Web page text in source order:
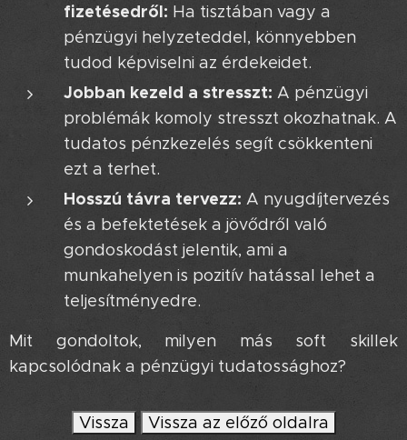
fizetésedről: Ha tisztában vagy a
pénzügyi helyzeteddel, könnyebben
tudod képviselni az érdekeidet.
Jobban kezeld a stresszt: A pénzügyi
problémák komoly stresszt okozhatnak. A
tudatos pénzkezelés segít csökkenteni
ezt a terhet.
Hosszú távra tervezz: A nyugdíjtervezés
és a befektetések a jövődről való
gondoskodást jelentik, ami a
munkahelyen is pozitív hatással lehet a
teljesítményedre.
Mit gondoltok, milyen más soft skillek
kapcsolódnak a pénzügyi tudatossághoz?
Vissza Vissza az előző oldalra